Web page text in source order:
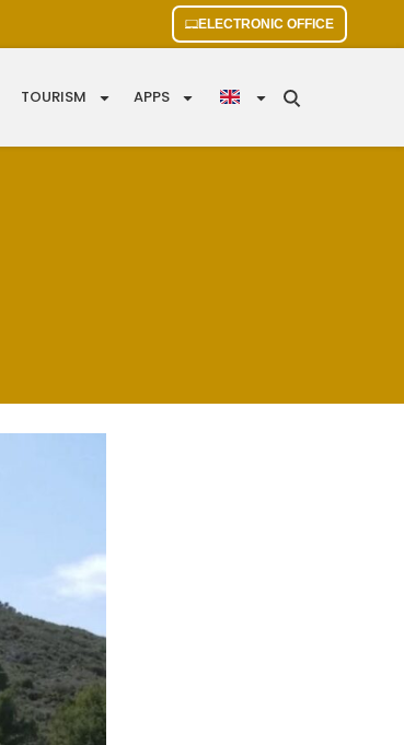
ELECTRONIC OFFICE
TOURISM APPS